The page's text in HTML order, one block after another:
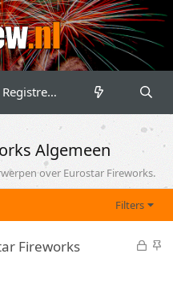
Registreren
Algemeen
over Eurostar Fireworks.
Filters
G S
Fireworks